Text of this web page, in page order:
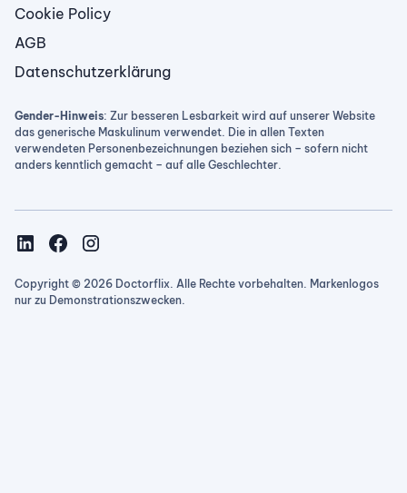
Cookie Policy
AGB
Datenschutzerklärung
Gender-Hinweis: Zur besseren Lesbarkeit wird auf unserer Website
das generische Maskulinum verwendet. Die in allen Texten
verwendeten Personenbezeichnungen beziehen sich – sofern nicht
anders kenntlich gemacht – auf alle Geschlechter.
Copyright © 2026 Doctorflix. Alle Rechte vorbehalten. Markenlogos
nur zu Demonstrationszwecken.